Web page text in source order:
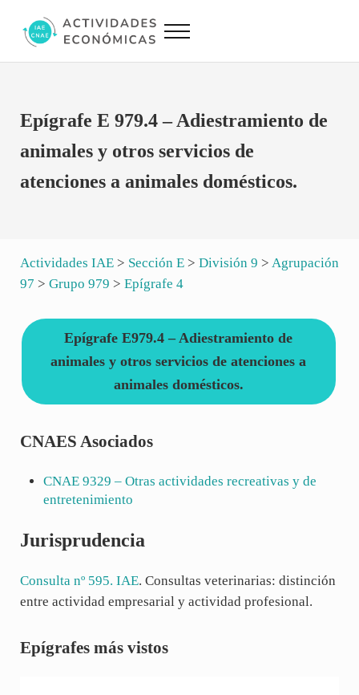
Actividades Económicas IAE CNAE
Menu
Epígrafe E 979.4 – Adiestramiento de
animales y otros servicios de
atenciones a animales domésticos.
Actividades IAE> Sección E> División 9 > Agrupación
97 > Grupo 979 > Epígrafe 4
Epígrafe E979.4 – Adiestramiento de
animales y otros servicios de atenciones a
animales domésticos.
CNAES Asociados
CNAE9329 – Otras actividades recreativas y de
entretenimiento
Jurisprudencia
Consulta nº 595. IAE. Consultas veterinarias: distinción
entre actividad empresarial y actividad profesional.
Sidebar
Epígrafes más vistos